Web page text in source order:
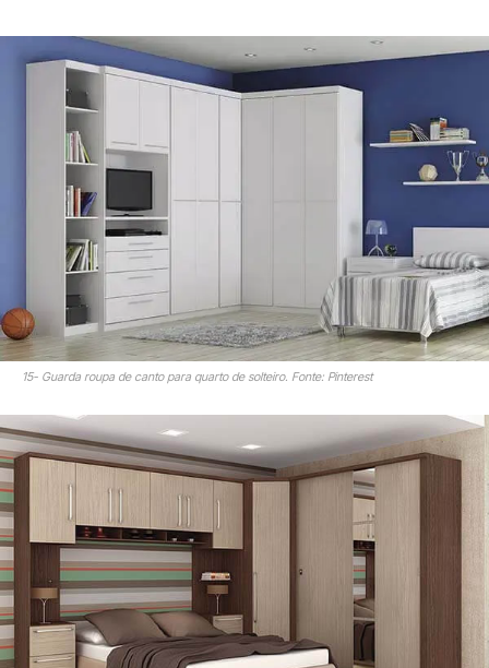
15- Guarda roupa de canto para quarto de solteiro. Fonte: Pinterest